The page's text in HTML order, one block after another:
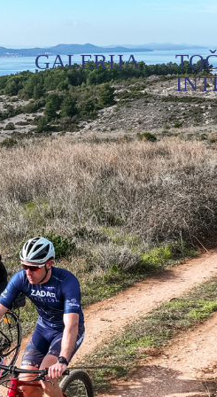
GALERIJA